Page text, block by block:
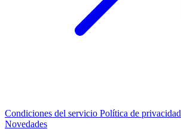
Condiciones del servicio Política de privacidad
Novedades